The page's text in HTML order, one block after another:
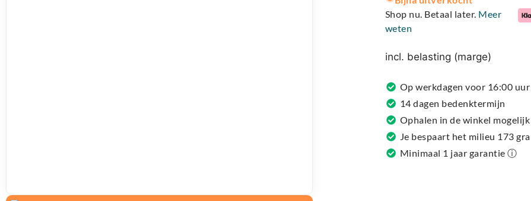
t
e
n
t
i
v
e
:
Shop nu. Betaal later. Meer
weten
incl. belasting (marge)
Op werkdagen voor 16:00
14 dagen bedenktermijn
Ophalen in de winkel mogelijk
Je bespaart het milieu 173
Minimaal 1 jaar garantie ⓘ